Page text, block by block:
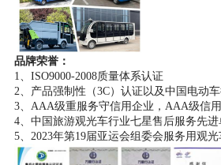
品牌荣誉：
1
ISO9000-2008质量体系认证
2 、产品强制性（3C）认证以及中国电动
3、 AAA级重服务守信用企业，AAA级信
4、中国旅游观光车行业七星售后服务先进
5、 2023年第19届亚运会组委会服务用观光